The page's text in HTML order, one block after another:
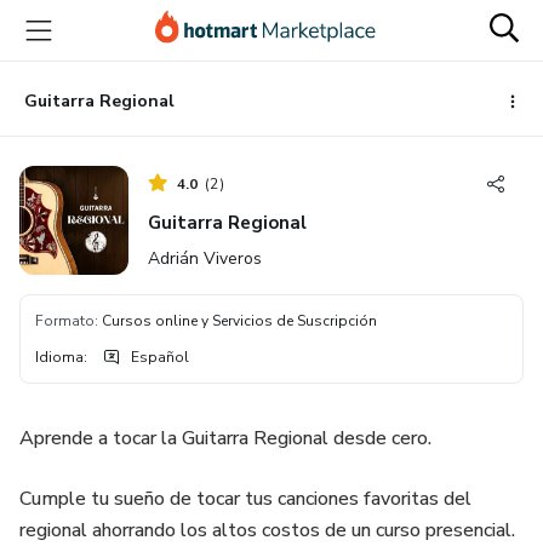
principal
página
de
página
Guitarra Regional
4.0 (2)
Guitarra Regional
Adrián Viveros
Formato: Cursos online y Servicios de Suscripción
Idioma: Español
Aprende a tocar la Guitarra Regional desde cero.
Cumple tu sueño de tocar tus canciones favoritas del
regional ahorrando los altos costos de un curso presencial.